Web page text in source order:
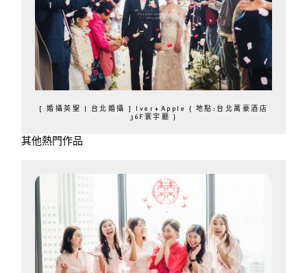
[ 婚攝英聖 | 台北婚攝 ] Iver+Apple { 地點:台北萬豪酒店
36F寰宇廳 }
其他熱門作品